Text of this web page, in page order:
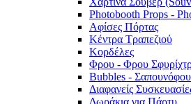
Photobooth Props -
Αφίσες Πόρτας
Κέντρα Τραπεζιού
Κορδέλες
Φρου - Φρου
Bubbles -
Διαφανείς